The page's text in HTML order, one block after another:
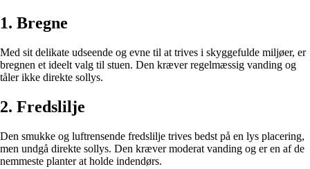
1. Bregne
Med sit delikate udseende og evne til at trives i skyggefulde miljøer, er
bregnen et ideelt valg til stuen. Den kræver regelmæssig vanding og
tåler ikke direkte sollys.
2. Fredslilje
Den smukke og luftrensende fredslilje trives bedst på en lys placering,
men undgå direkte sollys. Den kræver moderat vanding og er en af de
nemmeste planter at holde indendørs.